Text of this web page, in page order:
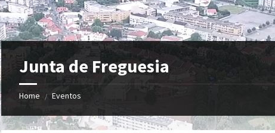
Junta de Freguesia
Home / Eventos